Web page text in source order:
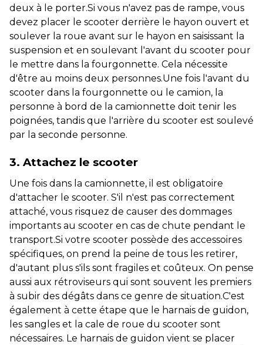
deux à le porter.Si vous n'avez pas de rampe, vous
devez placer le scooter derrière le hayon ouvert et
soulever la roue avant sur le hayon en saisissant la
suspension et en soulevant l'avant du scooter pour
le mettre dans la fourgonnette. Cela nécessite
d'être au moins deux personnes.Une fois l'avant du
scooter dans la fourgonnette ou le camion, la
personne à bord de la camionnette doit tenir les
poignées, tandis que l'arrière du scooter est soulevé
par la seconde personne.
3. Attachez le scooter
Une fois dans la camionnette, il est obligatoire
d'attacher le scooter. S'il n'est pas correctement
attaché, vous risquez de causer des dommages
importants au scooter en cas de chute pendant le
transport.Si votre scooter possède des accessoires
spécifiques, on prend la peine de tous les retirer,
d'autant plus s'ils sont fragiles et coûteux. On pense
aussi aux rétroviseurs qui sont souvent les premiers
à subir des dégâts dans ce genre de situation.C'est
également à cette étape que le harnais de guidon,
les sangles et la cale de roue du scooter sont
nécessaires. Le harnais de guidon vient se placer